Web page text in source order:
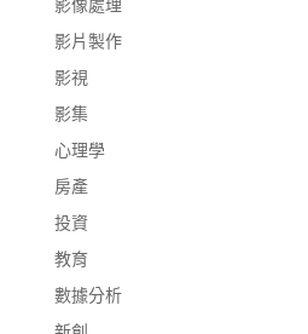
影片製作
影視
影集
心理學
房產
投資
教育
數據分析